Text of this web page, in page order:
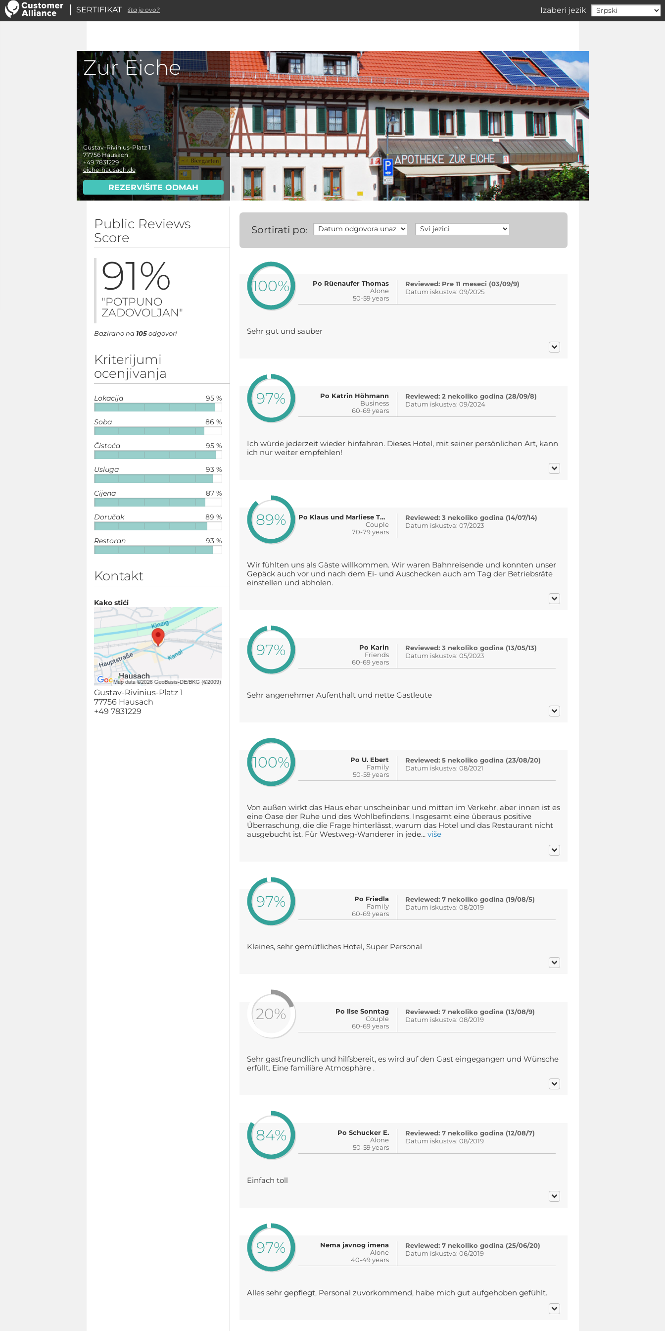
Izaberi jezik
Zur Eiche
Gustav-Rivinius-Platz 1
77756 Hausach
+49 7831229
eiche-hausach.de
REZERVIŠITE ODMAH
Public Reviews
Score
91%
"POTPUNO
ZADOVOLJAN"
Bazirano na 105odgovori
Kriterijumi
ocenjivanja
95 %
Lokacija
86 %
Soba
95 %
Čistoća
93 %
Usluga
87 %
Cijena
89 %
Doručak
93 %
Restoran
Kontakt
Kako stići
Gustav-Rivinius-Platz 1
77756 Hausach
+49 7831229
Sortirati po:
100%
Po Rüenaufer Thomas
Alone
50-59 years
Reviewed: Pre 11 meseci (03/09/9)
Datum iskustva: 09/2025
Sehr gut und sauber
97%
Po Katrin Höhmann
Business
60-69 years
Reviewed: 2 nekoliko godina (28/09/8)
Datum iskustva: 09/2024
Ich würde jederzeit wieder hinfahren. Dieses Hotel, mit seiner persönlichen Art, kann
ich nur weiter empfehlen!
89%
Po Klaus und Marliese Theising
Couple
70-79 years
Reviewed: 3 nekoliko godina (14/07/14)
Datum iskustva: 07/2023
Wir fühlten uns als Gäste willkommen. Wir waren Bahnreisende und konnten unser
Gepäck auch vor und nach dem Ei- und Auschecken auch am Tag der Betriebsräte
einstellen und abholen.
97%
Po Karin
Friends
60-69 years
Reviewed: 3 nekoliko godina (13/05/13)
Datum iskustva: 05/2023
Sehr angenehmer Aufenthalt und nette Gastleute
100%
Po U. Ebert
Family
50-59 years
Reviewed: 5 nekoliko godina (23/08/20)
Datum iskustva: 08/2021
Von außen wirkt das Haus eher unscheinbar und mitten im Verkehr, aber innen ist es
eine Oase der Ruhe und des Wohlbefindens. Insgesamt eine überaus positive
Überraschung, die die Frage hinterlässt, warum das Hotel und das Restaurant nicht
ausgebucht ist. Für Westweg-Wanderer in jede... više
97%
Po Friedla
Family
60-69 years
Reviewed: 7 nekoliko godina (19/08/5)
Datum iskustva: 08/2019
Kleines, sehr gemütliches Hotel, Super Personal
20%
Po Ilse Sonntag
Couple
60-69 years
Reviewed: 7 nekoliko godina (13/08/9)
Datum iskustva: 08/2019
Sehr gastfreundlich und hilfsbereit, es wird auf den Gast eingegangen und Wünsche
erfüllt. Eine familiäre Atmosphäre .
84%
Po Schucker E.
Alone
50-59 years
Reviewed: 7 nekoliko godina (12/08/7)
Datum iskustva: 08/2019
Einfach toll
97%
Nema javnog imena
Alone
40-49 years
Reviewed: 7 nekoliko godina (25/06/20)
Datum iskustva: 06/2019
Alles sehr gepflegt, Personal zuvorkommend, habe mich gut aufgehoben gefühlt.
SERTIFIKAT šta je ovo?